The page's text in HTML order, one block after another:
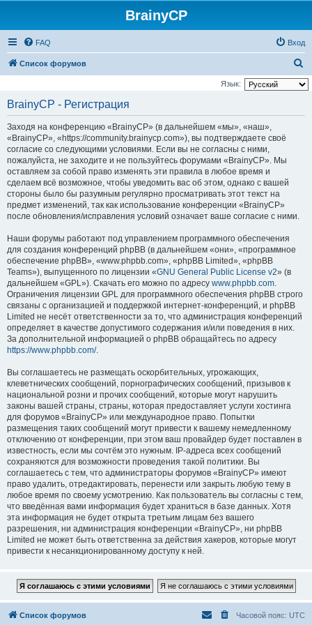
BrainyCP
FAQ Вход
Список форумов
о
Язык:
BrainyCP - Регистрация
Заходя на конференцию «BrainyCP» (в дальнейшем «мы», «наш»,
«BrainyCP», «https://community.brainycp.com»), вы подтверждаете своё
согласие со следующими условиями. Если вы не согласны с ними,
пожалуйста, не заходите и не пользуйтесь форумами «BrainyCP». Мы
оставляем за собой право изменять эти правила в любое время и
сделаем всё возможное, чтобы уведомить вас об этом, однако с вашей
стороны было бы разумным регулярно просматривать этот текст на
предмет изменений, так как использование конференции «BrainyCP»
после обновления/исправления условий означает ваше согласие с ними.
Наши форумы работают под управлением программного обеспечения
для создания конференций phpBB (в дальнейшем «они», «программное
обеспечение phpBB», «www.phpbb.com», «phpBB Limited», «phpBB
Teams»), выпущенного по лицензии «GNU General Public License v2» (в
дальнейшем «GPL»). Скачать его можно по адресу www.phpbb.com.
Ограничения лицензии GPL для программного обеспечения phpBB строго
связаны с организацией и поддержкой интернет-конференций, и phpBB
Limited не несёт ответственности за то, что администрация конференций
определяет в качестве допустимого содержания и/или поведения в них.
За дополнительной информацией о phpBB обращайтесь по адресу
https://www.phpbb.com/.
Вы соглашаетесь не размещать оскорбительных, угрожающих,
клеветнических сообщений, порнографических сообщений, призывов к
национальной розни и прочих сообщений, которые могут нарушить
законы вашей страны, страны, которая предоставляет услуги хостинга
для форумов «BrainyCP» или международное право. Попытки
размещения таких сообщений могут привести к вашему немедленному
отключению от конференции, при этом ваш провайдер будет поставлен в
известность, если мы сочтём это нужным. IP-адреса всех сообщений
сохраняются для возможности проведения такой политики. Вы
соглашаетесь с тем, что администраторы форумов «BrainyCP» имеют
право удалить, отредактировать, перенести или закрыть любую тему в
любое время по своему усмотрению. Как пользователь вы согласны с тем,
что введённая вами информация будет храниться в базе данных. Хотя
эта информация не будет открыта третьим лицам без вашего
разрешения, ни администрация конференции «BrainyCP», ни phpBB
Limited не может быть ответственна за действия хакеров, которые могут
привести к несанкционированному доступу к ней.
Список форумов Часовой пояс: UTC